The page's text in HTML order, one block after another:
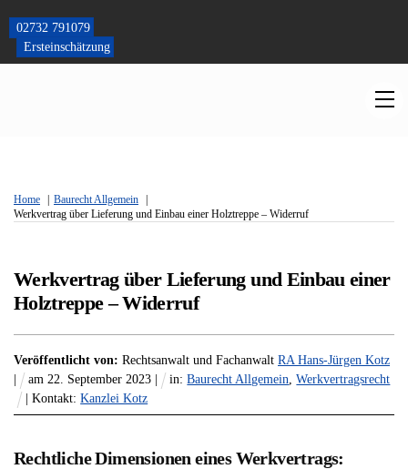
content
02732 791079
Ersteinschätzung
Home
Baurecht Allgemein
Werkvertrag über Lieferung und Einbau einer Holztreppe – Widerruf
Werkvertrag über Lieferung und Einbau einer
Holztreppe – Widerruf
Veröffentlicht von: Rechtsanwalt und Fachanwalt RA Hans-Jürgen Kotz
am22. September 2023 in:Baurecht Allgemein,Werkvertragsrecht
| Kontakt:Kanzlei Kotz
Rechtliche Dimensionen eines Werkvertrags: